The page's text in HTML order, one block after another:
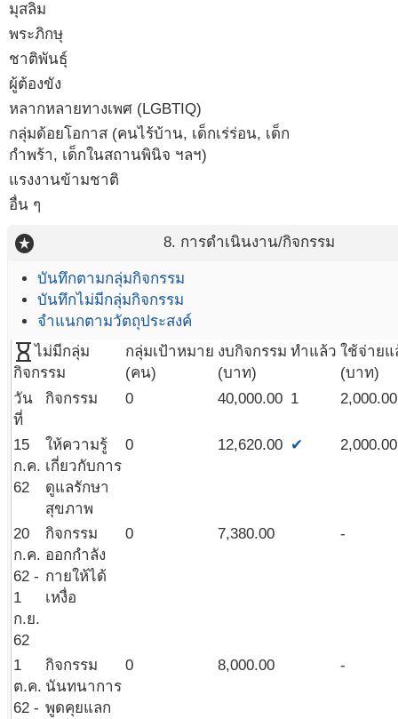
มุสลิม
พระภิกษุ
ชาติพันธุ์
ผู้ต้องขัง
หลากหลายทางเพศ (LGBTIQ)
กลุ่มด้อยโอกาส (คนไร้บ้าน, เด็กเร่ร่อน, เด็ก
กำพร้า, เด็กในสถานพินิจ ฯลฯ)
แรงงานข้ามชาติ
อื่น ๆ
stars 8. การดำเนินงาน/กิจกรรม
บันทึกตามกลุ่มกิจกรรม
บันทึกไม่มีกลุ่มกิจกรรม
จำแนกตามวัตถุประสงค์
hourglass_emptyไม่มีกลุ่ม
กิจกรรม
กลุ่มเป้าหมาย
(คน)
งบกิจกรรม
(บาท)
ทำแล้ว ใช้จ่ายแ
(บาท)
วัน
ที่
กิจกรรม 0 40,000.00 1 2,000.00
15
ก.ค.
62
ให้ความรู้
เกี่ยวกับการ
ดูแลรักษา
สุขภาพ
0 12,620.00 ✔ 2,000.00
20
ก.ค.
62 -
1
ก.ย.
62
กิจกรรม
ออกกำลัง
กายให้ได้
เหงื่อ
0 7,380.00 -
1
ต.ค.
62 -
กิจกรรม
นันทนาการ
พูดคุยแลก
0 8,000.00 -